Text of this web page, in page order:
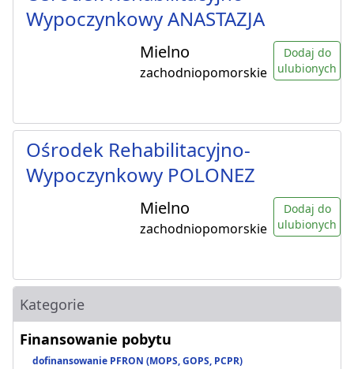
Wypoczynkowy ANASTAZJA
Mielno
zachodniopomorskie
Dodaj do
ulubionych
Ośrodek Rehabilitacyjno-
Wypoczynkowy POLONEZ
Mielno
zachodniopomorskie
Dodaj do
ulubionych
Kategorie
Finansowanie pobytu
dofinansowanie PFRON (MOPS, GOPS, PCPR)